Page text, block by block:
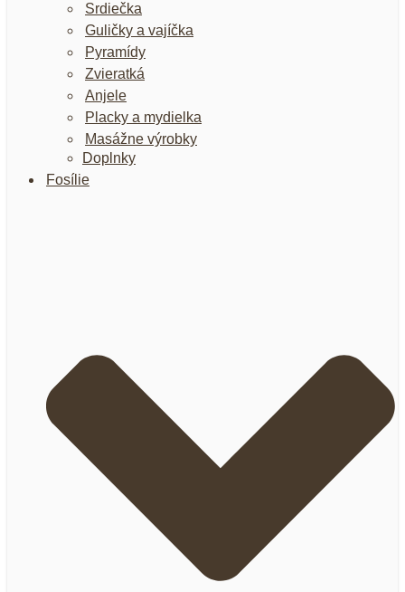
Srdiečka
Guličky a vajíčka
Pyramídy
Zvieratká
Anjele
Placky a mydielka
Masážne výrobky
Doplnky
Fosílie